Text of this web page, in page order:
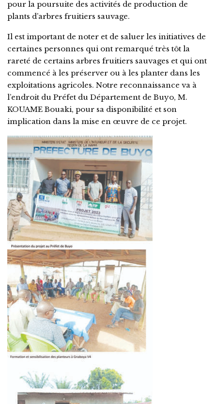
pour la poursuite des activités de production de
plants d’arbres fruitiers sauvage.
Il est important de noter et de saluer les initiatives de
certaines personnes qui ont remarqué très tôt la
rareté de certains arbres fruitiers sauvages et qui ont
commencé à les préserver ou à les planter dans les
exploitations agricoles. Notre reconnaissance va à
l’endroit du Préfet du Département de Buyo, M.
KOUAME Bouaki, pour sa disponibilité et son
implication dans la mise en œuvre de ce projet.